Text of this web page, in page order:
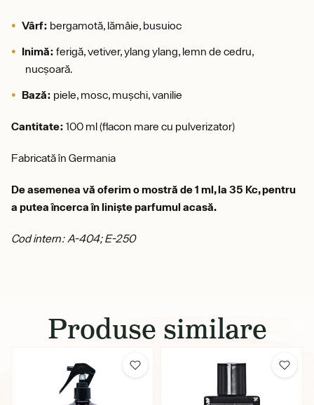
Vârf: bergamotă, lămâie, busuioc
Inimă: ferigă, vetiver, ylang ylang, lemn de cedru,
nucșoară.
Bază: piele, mosc, mușchi, vanilie
Cantitate: 100 ml (flacon mare cu pulverizator)
Fabricată în Germania
De asemenea vă oferim o mostră de 1 ml, la 35 Kc, pentru
a putea încerca în liniște parfumul acasă.
Cod intern: A-404; E-250
Produse similare